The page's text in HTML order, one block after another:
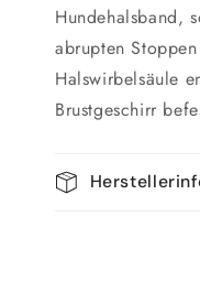
Hundehalsband,
abrupten
Halswirbelsäule
Brustgeschirr